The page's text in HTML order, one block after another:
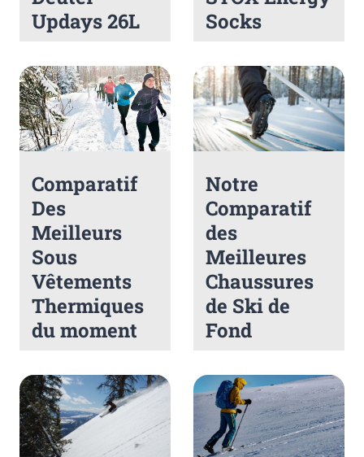
Updays 26L
Socks
Comparatif
Des
Meilleurs
Sous
Vêtements
Thermiques
du moment
Notre
Comparatif
des
Meilleures
Chaussures
de Ski de
Fond